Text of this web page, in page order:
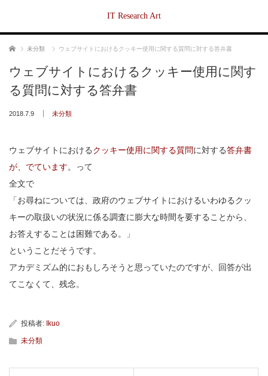
IT Research Art
ホーム 未分類 ウェブサイトにおけるクッキー使用に関する質問に対する答弁書
ウェブサイトにおけるクッキー使用に関す
る質問に対する答弁書
2018.7.9 未分類
ウェブサイトにおけるクッキー使用に関する質問に対する答弁書
が、でています。って
全文で
「お尋ねについては、政府のウェブサイトにおけるいわゆるクッ
キーの取扱いの状況に係る調査に膨大な時間を要することから、
お答えすることは困難である。」
ということだそうです。
アカデミズム的におもしろそうと思っていたのですが、回答が出
てこなくて、残念。
投稿者: Ikuo
未分類